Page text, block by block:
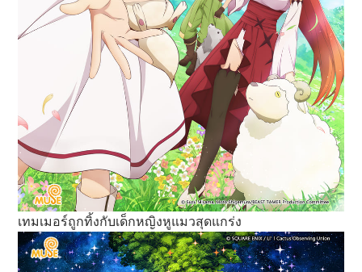
เทมเมอร์ถูกทิ้งกับเด็กหญิงหูแมวสุดแกร่ง